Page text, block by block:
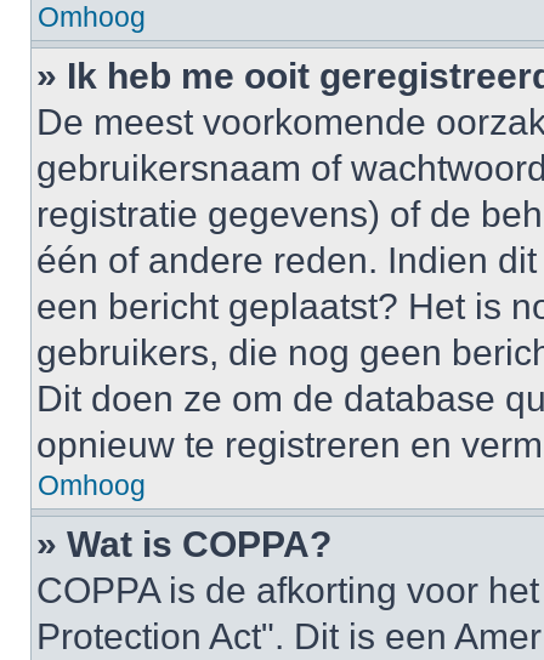
Omhoog
» Ik heb me ooit
De meest voorkomende
gebruikersnaam of
registratie gegevens) of de
één of andere reden. Indien
een bericht geplaatst? Het is
gebruikers, die nog geen
Dit doen ze om de database
opnieuw te registreren en
Omhoog
» Wat is COPPA?
COPPA is de afkorting voor
Protection Act". Dit is een